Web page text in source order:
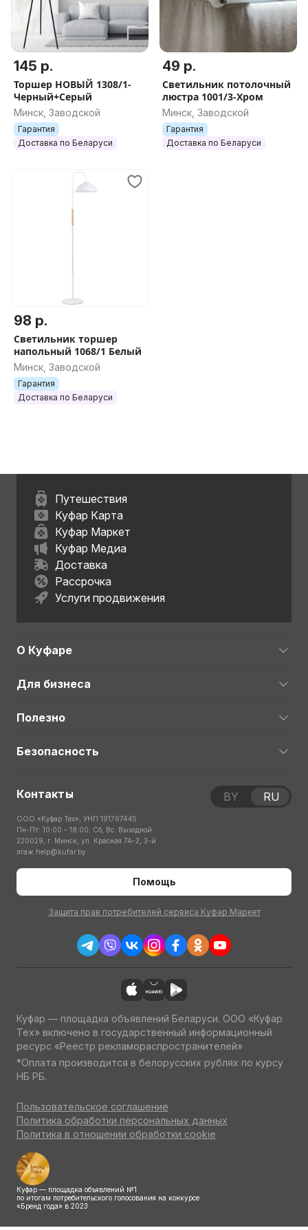
145 р.
Торшер НОВЫЙ 1308/1-
Черный+Серый
Минск, Заводской
Гарантия
Доставка по Беларуси
49 р.
Светильник потолочный
люстра 1001/3-Хром
Минск, Заводской
Гарантия
Доставка по Беларуси
98 р.
Светильник торшер
напольный 1068/1 Белый
Минск, Заводской
Гарантия
Доставка по Беларуси
Путешествия
Куфар Карта
Куфар Маркет
Куфар Медиа
Доставка
Рассрочка
Услуги продвижения
О Куфаре
Для бизнеса
Полезно
Безопасность
Контакты
ООО «Куфар Тех», УНП 191767445
Пн-Пт: 10:00 – 18:00; Сб, Вс: Выходной
220029, г. Минск, ул. Красная 7А-2, 3-й
этаж help@kufar.by
Помощь
Защита прав потребителей сервиса Куфар Маркет
BY RU
Куфар — площадка объявлений Беларуси. ООО «Куфар
Тех» включено в государственный информационный
ресурс «Реестр рекламораспространителей»
*Оплата производится в белорусских рублях по курсу
НБ РБ.
Пользовательское соглашение
Политика обработки персональных данных
Политика в отношении обработки cookie
Куфар — площадка объявлений №1
по итогам потребительского голосования на конкурсе
«Бренд года» в 2023